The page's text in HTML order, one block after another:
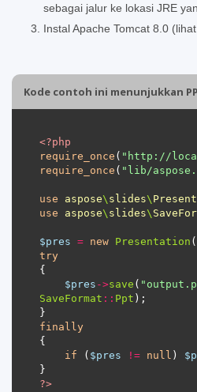
sebagai jalur ke lokasi JRE
Instal Apache Tomcat 8.0 (lihat
Kode contoh ini menunjukkan
<?php
require_once ( "http://
require_once ( "lib/
use aspose\ slides\
use
aspose\ slides\
$pres = new Presentation (
try
$pres ->save (
SaveFormat :: Ppt
finally
if ( $pres != null )
?>